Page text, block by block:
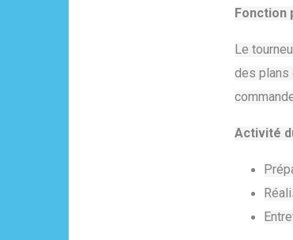
Fonction
Le
des plans
Activité